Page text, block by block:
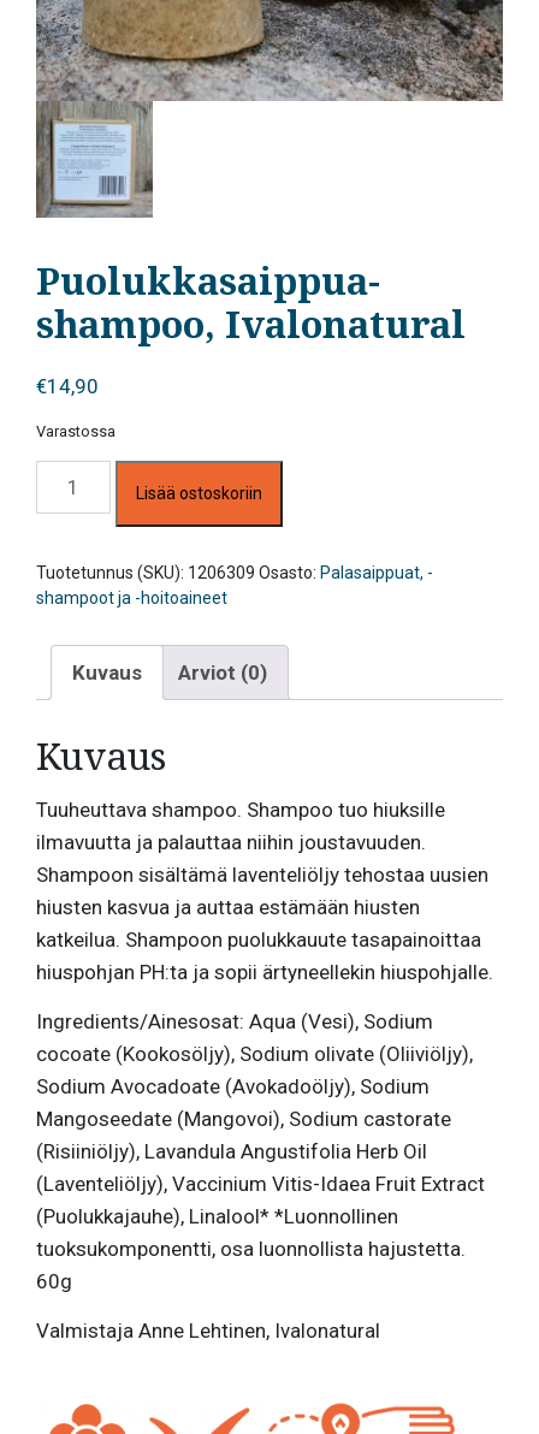
Puolukkasaippua-
shampoo, Ivalonatural
€14,90
Varastossa
shampoo,
Ivalonatural
Lisää ostoskoriin
Tuotetunnus (SKU): 1206309 Osasto: Palasaippuat, -
shampoot ja -hoitoaineet
Kuvaus Arviot (0)
Kuvaus
Tuuheuttava shampoo. Shampoo tuo hiuksille
ilmavuutta ja palauttaa niihin joustavuuden.
Shampoon sisältämä laventeliöljy tehostaa uusien
hiusten kasvua ja auttaa estämään hiusten
katkeilua. Shampoon puolukkauute tasapainoittaa
hiuspohjan PH:ta ja sopii ärtyneellekin hiuspohjalle.
Ingredients/Ainesosat: ​Aqua (Vesi), Sodium
cocoate (Kookosöljy), Sodium olivate (Oliiviöljy),
Sodium Avocadoate (Avokadoöljy), Sodium
Mangoseedate (Mangovoi), Sodium castorate
(Risiiniöljy), Lavandula Angustifolia Herb Oil
(Laventeliöljy), Vaccinium Vitis-Idaea Fruit Extract
(Puolukkajauhe), Linalool* *Luonnollinen
tuoksukomponentti, osa luonnollista hajustetta.
60g
Valmistaja Anne Lehtinen, Ivalonatural